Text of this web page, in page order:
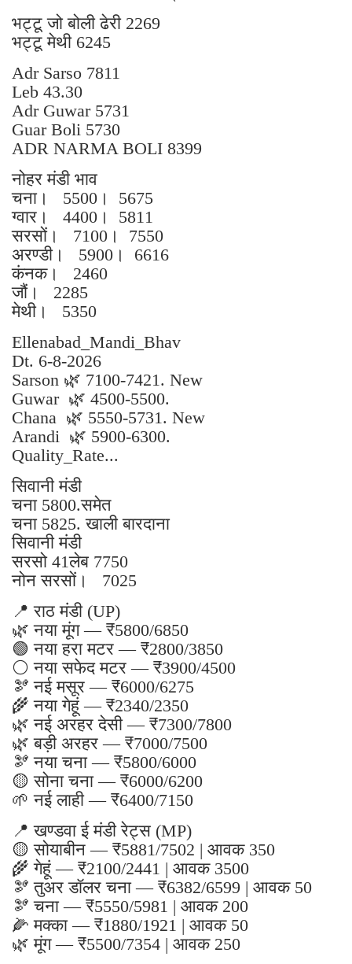
भट्टू जो बोली ढेरी 2269
भट्टू मेथी 6245
Adr Sarso 7811
Leb 43.30
Adr Guwar 5731
Guar Boli 5730
ADR NARMA BOLI 8399
नोहर मंडी भाव
चना। 5500। 5675
ग्वार। 4400। 5811
सरसों। 7100। 7550
अरण्डी। 5900। 6616
कंनक। 2460
जौं। 2285
मेथी। 5350
Ellenabad_Mandi_Bhav
Dt. 6-8-2026
Sarson 🌿 7100-7421. New
Guwar 🌿 4500-5500.
Chana 🌿 5550-5731. New
Arandi 🌿 5900-6300.
Quality_Rate...
सिवानी मंडी
चना 5800.समेत
चना 5825. खाली बारदाना
सिवानी मंडी
सरसो 41लेब 7750
नोन सरसों। 7025
📍 राठ मंडी (UP)
🌿 नया मूंग — ₹5800/6850
🟢 नया हरा मटर — ₹2800/3850
⚪ नया सफेद मटर — ₹3900/4500
🫘 नई मसूर — ₹6000/6275
🌾 नया गेहूं — ₹2340/2350
🌿 नई अरहर देसी — ₹7300/7800
🌿 बड़ी अरहर — ₹7000/7500
🫘 नया चना — ₹5800/6000
🟡 सोना चना — ₹6000/6200
🌱 नई लाही — ₹6400/7150
📍 खण्डवा ई मंडी रेट्स (MP)
🟡 सोयाबीन — ₹5881/7502 | आवक 350
🌾 गेहूं — ₹2100/2441 | आवक 3500
🫘 तुअर डॉलर चना — ₹6382/6599 | आवक 50
🫘 चना — ₹5550/5981 | आवक 200
🌽 मक्का — ₹1880/1921 | आवक 50
🌿 मूंग — ₹5500/7354 | आवक 250